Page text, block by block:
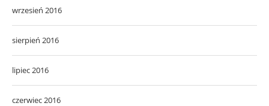
wrzesień 2016
sierpień 2016
lipiec 2016
czerwiec 2016